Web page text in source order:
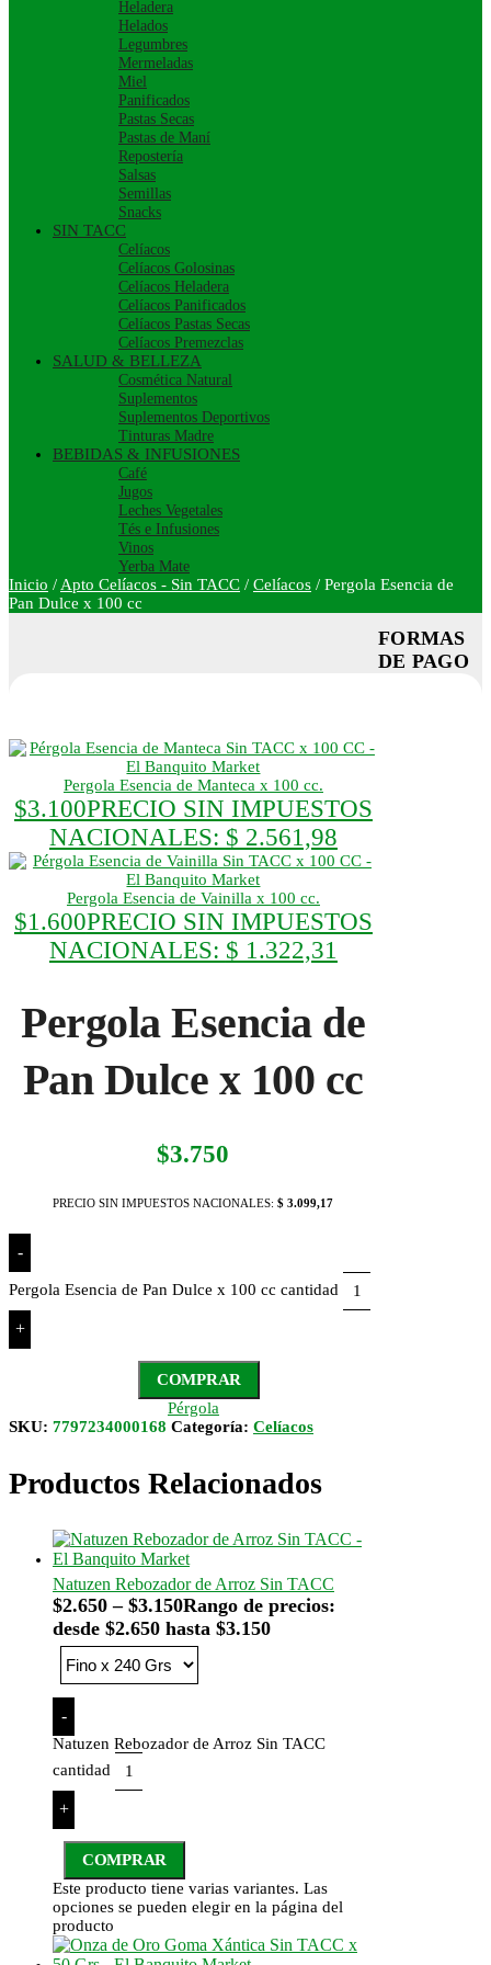
Heladera
Helados
Legumbres
Mermeladas
Miel
Panificados
Pastas Secas
Pastas de Maní
Repostería
Salsas
Semillas
Snacks
SIN TACC
Celíacos
Celíacos Golosinas
Celíacos Heladera
Celíacos Panificados
Celíacos Pastas Secas
Celíacos Premezclas
SALUD & BELLEZA
Cosmética Natural
Suplementos
Suplementos Deportivos
Tinturas Madre
BEBIDAS & INFUSIONES
Café
Jugos
Leches Vegetales
Tés e Infusiones
Vinos
Yerba Mate
Inicio / Apto Celíacos - Sin TACC / Celíacos / Pergola Esencia de
Pan Dulce x 100 cc
Pergola Esencia de Manteca x 100 cc.
$3.100PRECIO SIN IMPUESTOS
NACIONALES: $ 2.561,98
Pergola Esencia de Vainilla x 100 cc.
$1.600PRECIO SIN IMPUESTOS
NACIONALES: $ 1.322,31
Pergola Esencia de
Pan Dulce x 100 cc
$3.750
PRECIO SIN IMPUESTOS NACIONALES:$ 3.099,17
-
Pergola Esencia de Pan Dulce x 100 cc cantidad
+
COMPRAR
Pérgola
SKU: 7797234000168 Categoría: Celíacos
Productos Relacionados
Natuzen Rebozador de Arroz Sin TACC
$2.650 – $3.150Rango de precios:
desde $2.650 hasta $3.150
-
Natuzen Rebozador de Arroz Sin TACC
cantidad
+
COMPRAR
Este producto tiene varias variantes. Las
opciones se pueden elegir en la página del
producto
FORMAS
DE PAGO